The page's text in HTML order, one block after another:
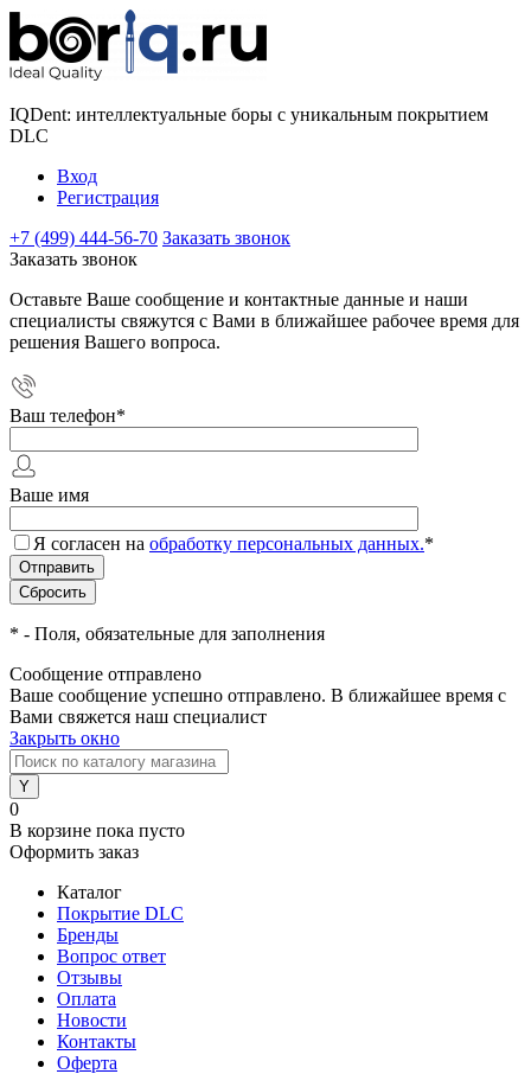
IQDent: интеллектуальные боры с уникальным покрытием
DLC
Вход
Регистрация
+7 (499) 444-56-70 Заказать звонок
Заказать звонок
Оставьте Ваше сообщение и контактные данные и наши
специалисты свяжутся с Вами в ближайшее рабочее время для
решения Вашего вопроса.
Ваш телефон*
Ваше имя
Я согласен на обработку персональных данных.*
* - Поля, обязательные для заполнения
Сообщение отправлено
Ваше сообщение успешно отправлено. В ближайшее время с
Вами свяжется наш специалист
Закрыть окно
0
В корзине пока пусто
Оформить заказ
Каталог
Покрытие DLC
Бренды
Вопрос ответ
Отзывы
Оплата
Новости
Контакты
Оферта